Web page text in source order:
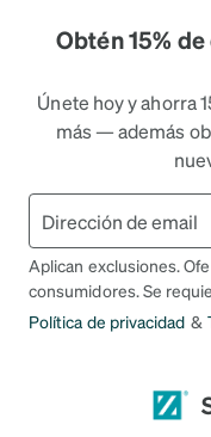
Obtén 15%
Únete hoy y ahorra
más — además
Aplican exclusiones.
consumidores. Se
Política de privacidad &